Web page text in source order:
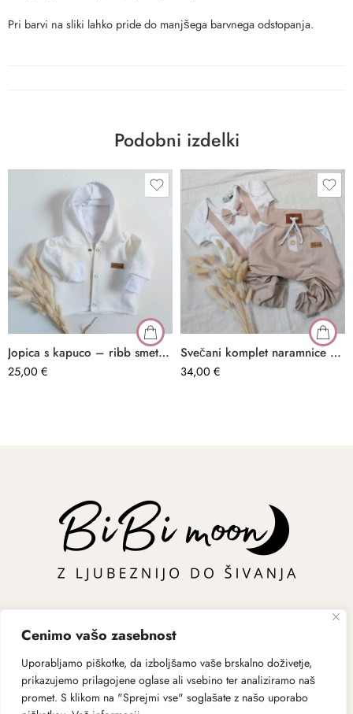
Cenimo vašo zasebnost
Uporabljamo piškotke, da izboljšamo vaše brskalno doživetje,
prikazujemo prilagojene oglase ali vsebino ter analiziramo naš
promet. S klikom na "Sprejmi vse" soglašate z našo uporabo
Pri barvi na sliki lahko pride do manjšega barvnega odstopanja.
Podobni izdelki
Jopica s kapuco – ribb smetana
25,00 €
Svečani komplet naramnice – bež
34,00 €
Dostava Pogoji poslovanja O nas Politika zasebnosti